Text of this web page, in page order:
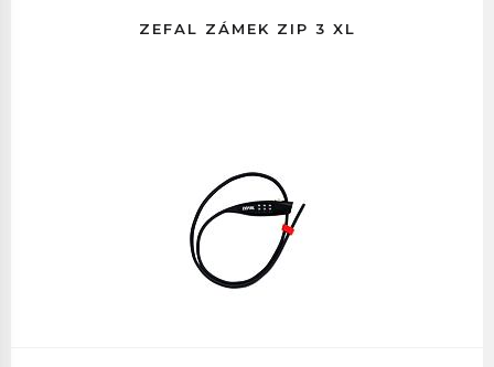
ZEFAL ZÁMEK ZIP 3 XL